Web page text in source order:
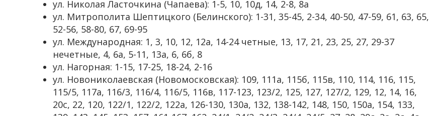
ул. Николая Ласточкина (Чапаева): 1-5, 10, 10д, 14, 2-8, 8а
ул. Митрополита Шептицкого (Белинского): 1-31, 35-45, 2-34, 40-50, 47-59, 61, 63, 65,
52-56, 58-80, 67, 69-95
ул. Международная: 1, 3, 10, 12, 12а, 14-24 четные, 13, 17, 21, 23, 25, 27, 29-37
нечетные, 4, 6а, 5-11, 13а, 6, 6б, 8
ул. Нагорная: 1-15, 17-25, 18-24, 2-16
ул. Новониколаевская (Новомосковская): 109, 111а, 115б, 115в, 110, 114, 116, 115,
115/5, 117а, 116/3, 116/4, 116/5, 116в, 117-123, 123/2, 125, 127, 127/2, 129, 12, 14, 16,
20с, 22, 120, 122/1, 122/2, 122а, 126-130, 130а, 132, 138-142, 148, 150, 150а, 154, 133,